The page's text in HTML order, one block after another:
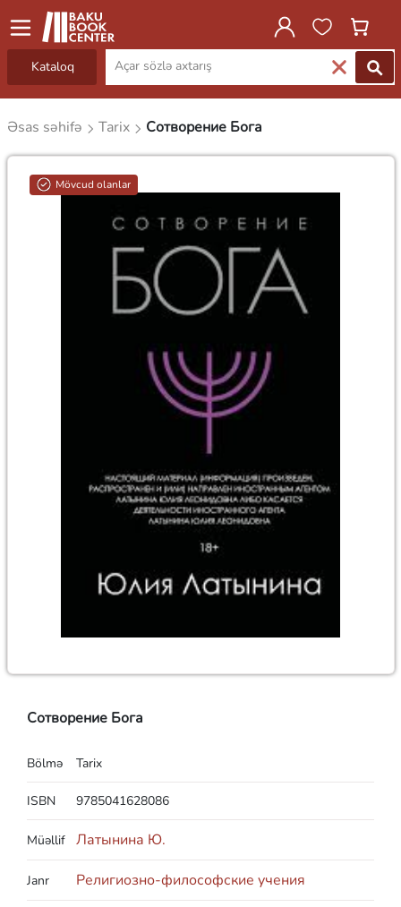
Kataloq
Əsas səhifə Tarix Сотворение Бога
Mövcud olanlar
Сотворение Бога
Bölmə Tarix
ISBN 9785041628086
Müəllif Латынина Ю.
Janr Религиозно-философские учения